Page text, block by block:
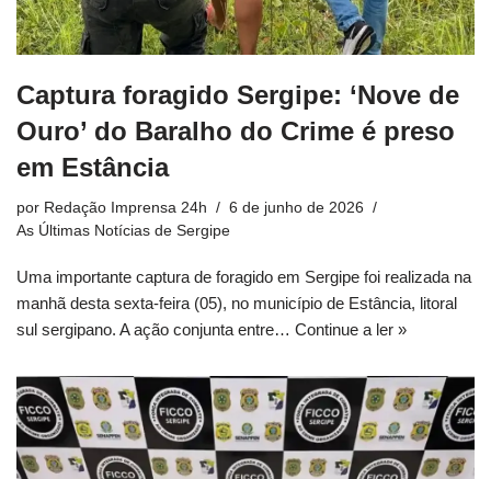
Captura foragido Sergipe: ‘Nove de
Ouro’ do Baralho do Crime é preso
em Estância
por Redação Imprensa 24h
6 de junho de 2026
As Últimas Notícias de Sergipe
Uma importante captura de foragido em Sergipe foi realizada na
manhã desta sexta-feira (05), no município de Estância, litoral
sul sergipano. A ação conjunta entre… Continue a ler »